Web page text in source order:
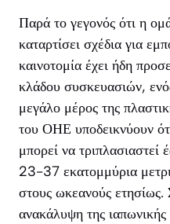
Παρά το γεγονός ότι η
καταρτίσει σχέδια για
καινοτομία έχει ήδη
κλάδου συσκευασιών,
μεγάλο μέρος της
του ΟΗΕ υποδεικνύουν
μπορεί να
23-37 εκατομμύρια
στους ωκεανούς ετησίως.
ανακάλυψη της